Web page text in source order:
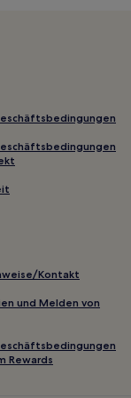
Kontakt
und Melden von
Rewards